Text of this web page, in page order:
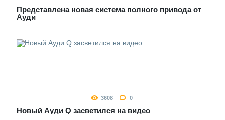
Представлена новая система полного привода от
Ауди
3608 0
Новый Ауди Q засветился на видео